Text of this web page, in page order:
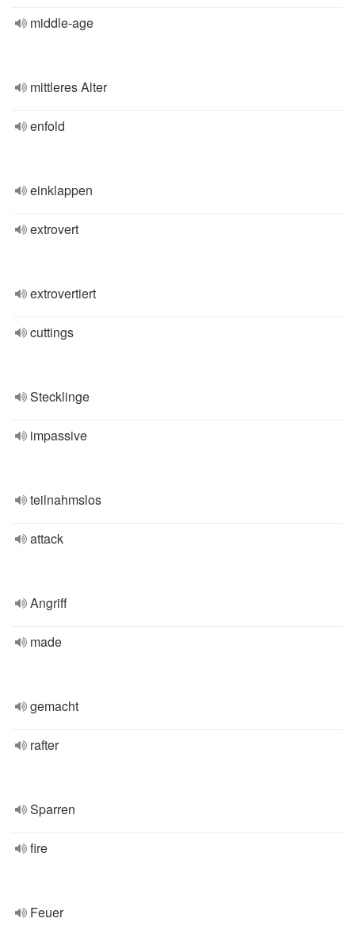
middle-age
mittleres Alter
enfold
einklappen
extrovert
extrovertiert
cuttings
Stecklinge
impassive
teilnahmslos
attack
Angriff
made
gemacht
rafter
Sparren
fire
Feuer